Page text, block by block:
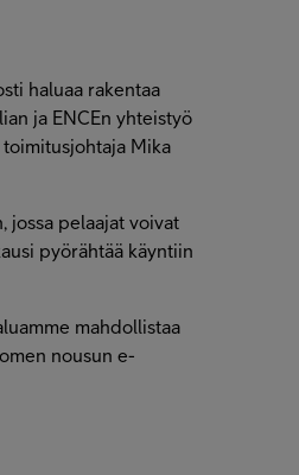
haluaa rakentaa
ja ENCEn yhteistyö
toimitusjohtaja Mika
jossa pelaajat voivat
pyörähtää käyntiin
mahdollistaa
nousun e-